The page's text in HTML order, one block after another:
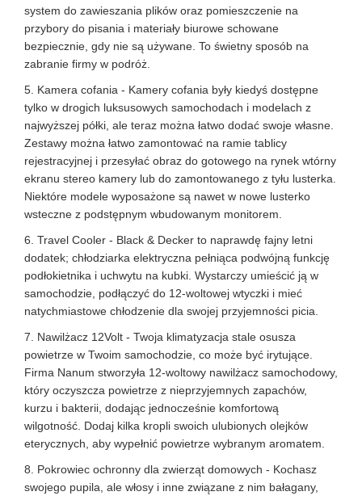
system do zawieszania plików oraz pomieszczenie na
przybory do pisania i materiały biurowe schowane
bezpiecznie, gdy nie są używane. To świetny sposób na
zabranie firmy w podróż.
5. Kamera cofania - Kamery cofania były kiedyś dostępne
tylko w drogich luksusowych samochodach i modelach z
najwyższej półki, ale teraz można łatwo dodać swoje własne.
Zestawy można łatwo zamontować na ramie tablicy
rejestracyjnej i przesyłać obraz do gotowego na rynek wtórny
ekranu stereo kamery lub do zamontowanego z tyłu lusterka.
Niektóre modele wyposażone są nawet w nowe lusterko
wsteczne z podstępnym wbudowanym monitorem.
6. Travel Cooler - Black & Decker to naprawdę fajny letni
dodatek; chłodziarka elektryczna pełniąca podwójną funkcję
podłokietnika i uchwytu na kubki. Wystarczy umieścić ją w
samochodzie, podłączyć do 12-woltowej wtyczki i mieć
natychmiastowe chłodzenie dla swojej przyjemności picia.
7. Nawilżacz 12Volt - Twoja klimatyzacja stale osusza
powietrze w Twoim samochodzie, co może być irytujące.
Firma Nanum stworzyła 12-woltowy nawilżacz samochodowy,
który oczyszcza powietrze z nieprzyjemnych zapachów,
kurzu i bakterii, dodając jednocześnie komfortową
wilgotność. Dodaj kilka kropli swoich ulubionych olejków
eterycznych, aby wypełnić powietrze wybranym aromatem.
8. Pokrowiec ochronny dla zwierząt domowych - Kochasz
swojego pupila, ale włosy i inne związane z nim bałagany,